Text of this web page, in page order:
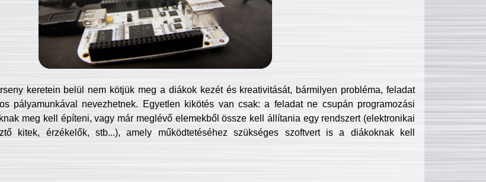
keretein belül nem kötjük meg a diákok kezét és kreativitását, bármilyen probléma, feladat
pályamunkával nevezhetnek. Egyetlen kikötés van csak: a feladat ne csupán programozási
meg kell építeni, vagy már meglévő elemekből össze kell állítania egy rendszert (elektronikai
kitek, érzékelők, stb...), amely működtetéséhez szükséges szoftvert is a diákoknak kell